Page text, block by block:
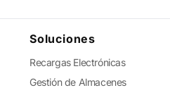
Soluciones
Recargas Electrónicas
Gestión de Almacenes